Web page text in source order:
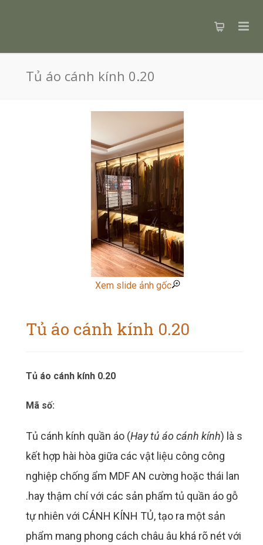
Tủ áo cánh kính 0.20
Xem slide ảnh gốc
Tủ áo cánh kính 0.20
Tủ áo cánh kính 0.20
Mã số:
Tủ cánh kính quần áo (Hay tủ áo cánh kính) là sự
kết hợp hài hòa giữa các vật liệu công công
nghiệp chống ẩm MDFAN cường hoặc thái lan
.hay thậm chí với các sản phẩm tủ quần áo gỗ
tự nhiên với CÁNH KÍNH TỦ, tạo ra một sản
phẩm mang phong cách châu âu khá rõ nét với